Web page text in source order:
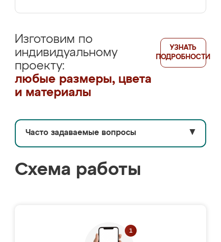
Изготовим по
индивидуальному
проекту:
любые размеры, цвета
и материалы
УЗНАТЬ
ПОДРОБНОСТИ
Часто задаваемые вопросы ▼
Схема работы